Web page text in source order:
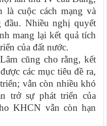
cuộc cách mạng và
đầu. Nhiều nghị quyết
mang lại kết quả tích
của đất nước.
cũng cho rằng, kết
các mục tiêu đề ra,
vẫn còn nhiều khó
trở sự phát triển của
KHCN vẫn còn hạn